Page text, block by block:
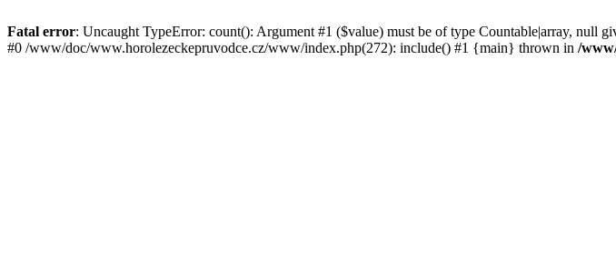
Fatal error: Uncaught TypeError: count(): Argument #1 ($value) must be of type Countable|array, null
#0 /www/doc/www.horolezeckepruvodce.cz/www/index.php(272): include() #1 {main} thrown in /